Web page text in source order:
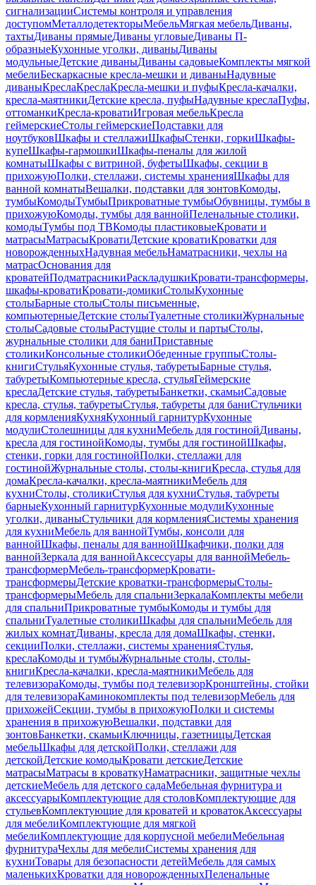
сигнализацииСистемы контроля и управления
доступомМеталлодетекторыМебельМягкая мебельДиваны,
тахтыДиваны прямыеДиваны угловыеДиваны П-
образныеКухонные уголки, диваныДиваны
модульныеДетские диваныДиваны садовыеКомплекты мягкой
мебелиБескаркасные кресла-мешки и диваныНадувные
диваныКреслаКреслаКресла-мешки и пуфыКресла-качалки,
кресла-маятникиДетские кресла, пуфыНадувные креслаПуфы,
оттоманкиКресла-кроватиИгровая мебельКресла
геймерскиеСтолы геймерскиеПодставки для
ноутбуковШкафы и стеллажиШкафыСтенки, горкиШкафы-
купеШкафы-гармошкиШкафы-пеналы для жилой
комнатыШкафы с витриной, буфетыШкафы, секции в
прихожуюПолки, стеллажи, системы храненияШкафы для
ванной комнатыВешалки, подставки для зонтовКомоды,
тумбыКомодыТумбыПрикроватные тумбыОбувницы, тумбы в
прихожуюКомоды, тумбы для ваннойПеленальные столики,
комодыТумбы под ТВКомоды пластиковыеКровати и
матрасыМатрасыКроватиДетские кроватиКроватки для
новорожденныхНадувная мебельНаматрасники, чехлы на
матрасОснования для
кроватейПодматрасникиРаскладушкиКровати-трансформеры,
шкафы-кроватиКровати-домикиСтолыКухонные
столыБарные столыСтолы письменные,
компьютерныеДетские столыТуалетные столикиЖурнальные
столыСадовые столыРастущие столы и партыСтолы,
журнальные столики для баниПриставные
столикиКонсольные столикиОбеденные группыСтолы-
книгиСтульяКухонные стулья, табуретыБарные стулья,
табуретыКомпьютерные кресла, стульяГеймерские
креслаДетские стулья, табуретыБанкетки, скамьиСадовые
кресла, стулья, табуретыСтулья, табуреты для баниСтульчики
для кормленияКухняКухонный гарнитурКухонные
модулиСтолешницы для кухниМебель для гостинойДиваны,
кресла для гостинойКомоды, тумбы для гостинойШкафы,
стенки, горки для гостинойПолки, стеллажи для
гостинойЖурнальные столы, столы-книгиКресла, стулья для
домаКресла-качалки, кресла-маятникиМебель для
кухниСтолы, столикиСтулья для кухниСтулья, табуреты
барныеКухонный гарнитурКухонные модулиКухонные
уголки, диваныСтульчики для кормленияСистемы хранения
для кухниМебель для ваннойТумбы, консоли для
ваннойШкафы, пеналы для ваннойШкафчики, полки для
ваннойЗеркала для ваннойАксессуары для ваннойМебель-
трансформерМебель-трансформерКровати-
трансформерыДетские кроватки-трансформерыСтолы-
трансформерыМебель для спальниЗеркалаКомплекты мебели
для спальниПрикроватные тумбыКомоды и тумбы для
спальниТуалетные столикиШкафы для спальниМебель для
жилых комнатДиваны, кресла для домаШкафы, стенки,
секцииПолки, стеллажи, системы храненияСтулья,
креслаКомоды и тумбыЖурнальные столы, столы-
книгиКресла-качалки, кресла-маятникиМебель для
телевизораКомоды, тумбы под телевизорКронштейны, стойки
для телевизораКаминокомплекты под телевизорМебель для
прихожейСекции, тумбы в прихожуюПолки и системы
хранения в прихожуюВешалки, подставки для
зонтовБанкетки, скамьиКлючницы, газетницыДетская
мебельШкафы для детскойПолки, стеллажи для
детскойДетские комодыКровати детскиеДетские
матрасыМатрасы в кроваткуНаматрасники, защитные чехлы
детскиеМебель для детского садаМебельная фурнитура и
аксессуарыКомплектующие для столовКомплектующие для
стульевКомплектующие для кроватей и кроватокАксессуары
для мебелиКомплектующие для мягкой
мебелиКомплектующие для корпусной мебелиМебельная
фурнитураЧехлы для мебелиСистемы хранения для
кухниТовары для безопасности детейМебель для самых
маленькихКроватки для новорожденныхПеленальные